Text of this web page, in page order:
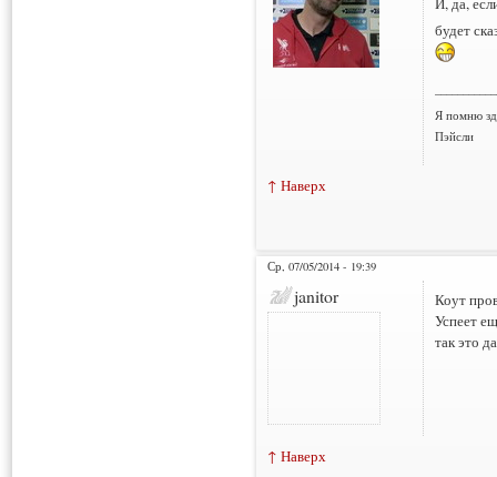
будет
Я помню
Пэйсли
↑ Наверх
Ср, 07/05/2014 - 19:39
janitor
Коут
Успеет
так это
↑ Наверх